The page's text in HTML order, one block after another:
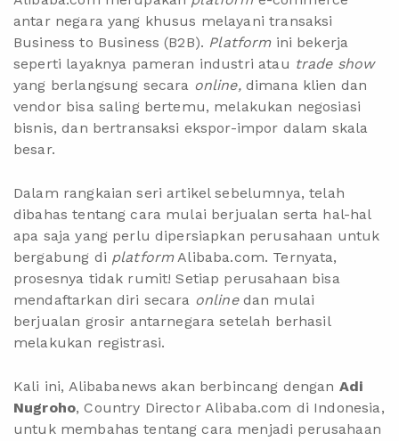
antar negara yang khusus melayani transaksi
Business to Business (B2B). Platformini bekerja
seperti layaknya pameran industri atau trade show
yang berlangsung secara online, dimana klien dan
vendor bisa saling bertemu, melakukan negosiasi
bisnis, dan bertransaksi ekspor-impor dalam skala
besar.
Dalam rangkaian seri artikel sebelumnya, telah
dibahas tentangcara mulai berjualan serta hal-hal
apa saja yang perlu dipersiapkan perusahaan untuk
bergabung di platformAlibaba.com. Ternyata,
prosesnya tidak rumit! Setiap perusahaan bisa
mendaftarkan diri secara onlinedan mulai
berjualan grosir antarnegara setelah berhasil
melakukan registrasi.
Kali ini, Alibabanews akan berbincang dengan Adi
Nugroho, Country Director Alibaba.com di Indonesia,
untuk membahas tentang cara menjadi perusahaan